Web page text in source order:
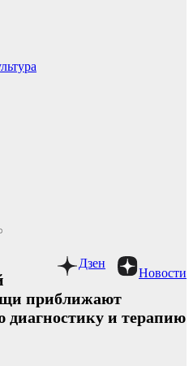
Новости
Дзен
приближают
диагностику и терапию